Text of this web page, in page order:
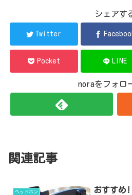
シェアす
Twitter
Pocket LINE
noraをフォロ
関連記事
ヘッドホン
おすすめ